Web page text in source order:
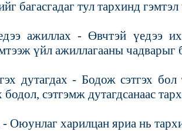
багасгадаг тул тархинд
ажиллах - Өвчтэй үедээ
үйл ажиллагааны чадварыг
дутагдах - Бодож сэтгэх
сэтгэмж дутагдсанаас
- Оюунлаг харилцан яриа нь